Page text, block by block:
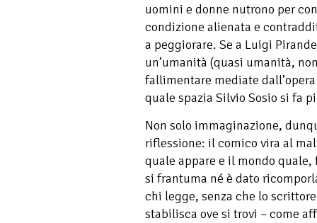
uomini e donne nutrono per
condizione alienata e
a peggiorare. Se a Luigi
un’umanità (quasi umanità,
fallimentare mediate
quale spazia Silvio Sosio si fa
Non solo immaginazione,
riflessione: il comico vira al
quale appare e il mondo
si frantuma né è dato
chi legge, senza che lo
stabilisca ove si trovi – come